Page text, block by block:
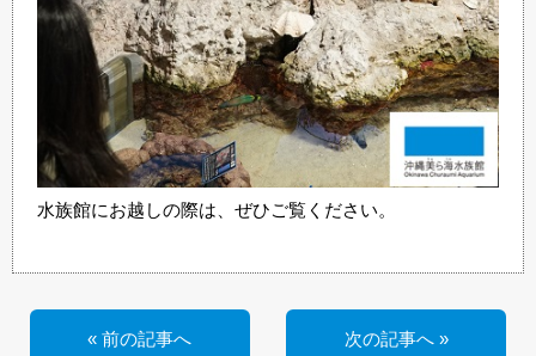
水族館にお越しの際は、ぜひご覧ください。
« 前の記事へ 次の記事へ »